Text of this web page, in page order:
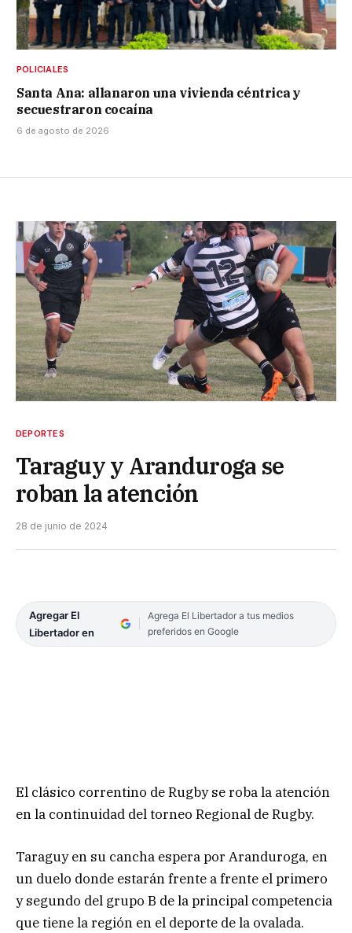
POLICIALES
Santa Ana: allanaron una vivienda céntrica y
secuestraron cocaína
6 de agosto de 2026
DEPORTES
Taraguy y Aranduroga se
roban la atención
28 de junio de 2024
Agregar El
Libertador en
Agrega El Libertador a tus medios
preferidos en Google
El clásico correntino de Rugby se roba la atención
en la continuidad del torneo Regional de Rugby.
Taraguy en su cancha espera por Aranduroga, en
un duelo donde estarán frente a frente el primero
y segundo del grupo B de la principal competencia
que tiene la región en el deporte de la ovalada.